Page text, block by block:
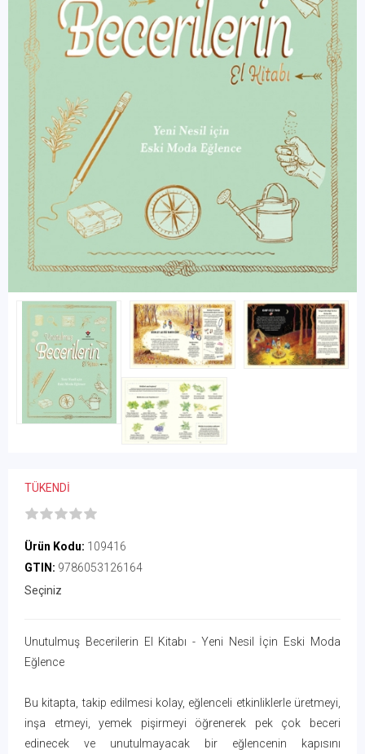
TÜKENDİ
Ürün Kodu: 109416
GTIN: 9786053126164
Seçiniz
Unutulmuş Becerilerin El Kitabı - Yeni Nesil İçin Eski Moda
Eğlence
Bu kitapta, takip edilmesi kolay, eğlenceli etkinliklerle üretmeyi,
inşa etmeyi, yemek pişirmeyi öğrenerek pek çok beceri
edinecek ve unutulmayacak bir eğlencenin kapısını